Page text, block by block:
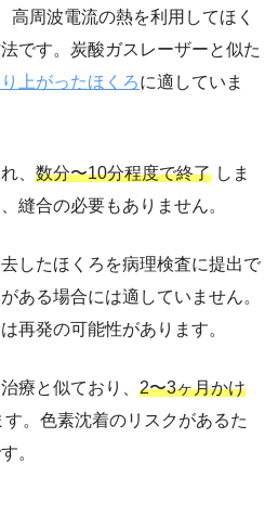
高周波電流の熱を利用してほく
です。炭酸ガスレーザーと似た
上がったほくろに適していま
、 数分〜10分程度で終了 しま
縫合の必要もありません。
したほくろを病理検査に提出で
ある場合には適していません。
再発の可能性があります。
療と似ており、 2〜3ヶ月かけ
す。色素沈着のリスクがあるた
。